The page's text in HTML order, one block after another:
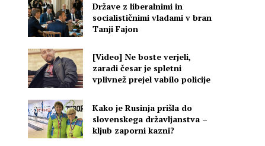
Države z liberalnimi in
socialističnimi vladami v bran
Tanji Fajon
[Video] Ne boste verjeli,
zaradi česar je spletni
vplivnež prejel vabilo policije
Kako je Rusinja prišla do
slovenskega državljanstva –
kljub zaporni kazni?